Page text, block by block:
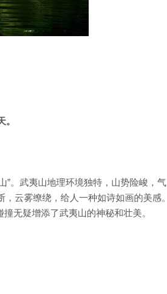
”。武夷山地理环境独特，山势险峻，气
云雾缭绕，给人一种如诗如画的美感。
无疑增添了武夷山的神秘和壮美。